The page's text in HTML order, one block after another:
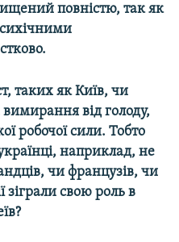
повністю, так як
таких як Київ, чи
від голоду,
робочої сили. Тобто
наприклад, не
чи французів, чи
зіграли свою роль в